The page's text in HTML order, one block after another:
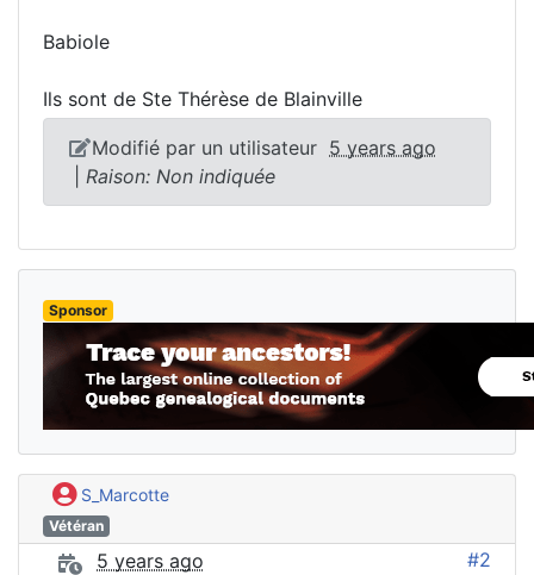
Babiole
Ils sont de Ste Thérèse de Blainville
Modifié par un utilisateur 5 years ago
Raison: Non indiquée
Sponsor
S_Marcotte
Vétéran
5 years ago #2